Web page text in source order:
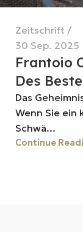
Zeitschrift
30 Sep. 2025
Frantoio
Des
Das
Wenn Sie ein
Schwä...
Continue